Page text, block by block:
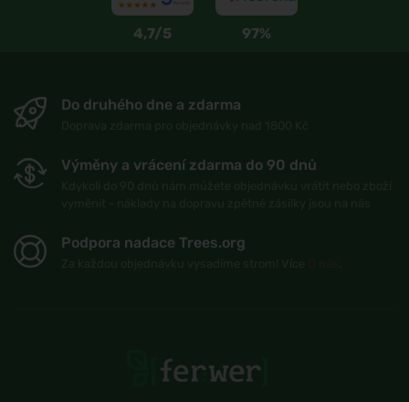
4,7/5 97%
Do druhého dne a zdarma
Výměny a vrácení zdarma do 90 dnů
Podpora nadace Trees.org